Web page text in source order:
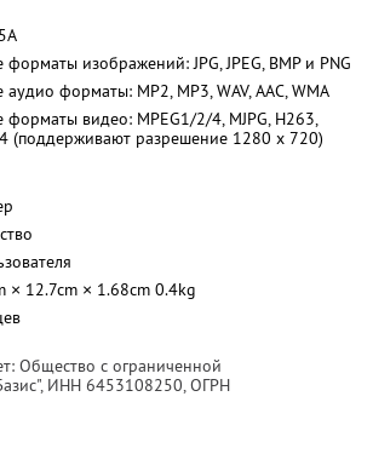
изображений: JPG, JPEG, BMP и PNG
форматы: MP2, MP3, WAV, AAC, WMA
видео: MPEG1/2/4, MJPG, H263,
(поддерживают разрешение 1280 х 720)
× 12.7cm × 1.68cm 0.4kg
Общество с ограниченной
ИНН 6453108250, ОГРН